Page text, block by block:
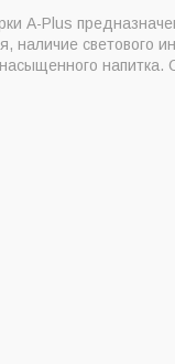
A-Plus
наличие светового
напитка.